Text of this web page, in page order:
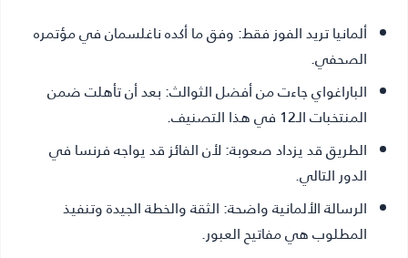
ألمانيا تريد الفوز فقط:وفق ما أكده ناغلسمان في مؤتمره
الصحفي.
الباراغواي جاءت من أفضل الثوالث:بعد أن تأهلت ضمن
المنتخبات الـ12 في هذا التصنيف.
الطريق قد يزداد صعوبة:لأن الفائز قد يواجه فرنسا في
الدور التالي.
الرسالة الألمانية واضحة:الثقة والخطة الجيدة وتنفيذ
المطلوب هي مفاتيح العبور.